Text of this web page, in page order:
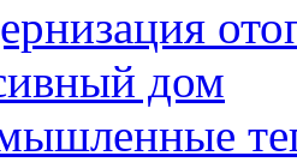
дом